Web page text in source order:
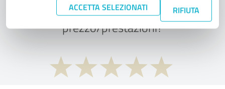
ACCETTA SELEZIONATI RIFIUTA
Cosa ne pensate del rapporto
prezzo/prestazioni?